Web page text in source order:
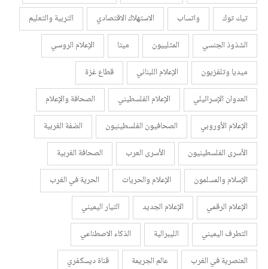
تيك توك
واتساب الاستهلاك الاقتصادي
التربية والتعليم
الشذوذ الجنسي
المثلييون ميتا
الإعلام الروسي
ميديا وتلفزيون
الإعلام اللبناني
قطاع غزة
العدوان الإسرائيلي
الإعلام الفلسطيني
الصحافة والإعلام
الإعلام الأوروبي
الصحافيون الفلسطينيون
الضفة الغربية
الأسرى الفلسطينيون
الأسرى العرب
الصحافة الغربية
الإسلام والمسلمون
الإعلام والحريات
الحرية في الغرب
الإعلام الرقمي
الإعلام الجديد
التيار اليميني
التطرف اليميني
الليبرالية
الذكاء الاصطناعي
العنصرية في الغرب
عالم الجريمة
قناة ديسكفري